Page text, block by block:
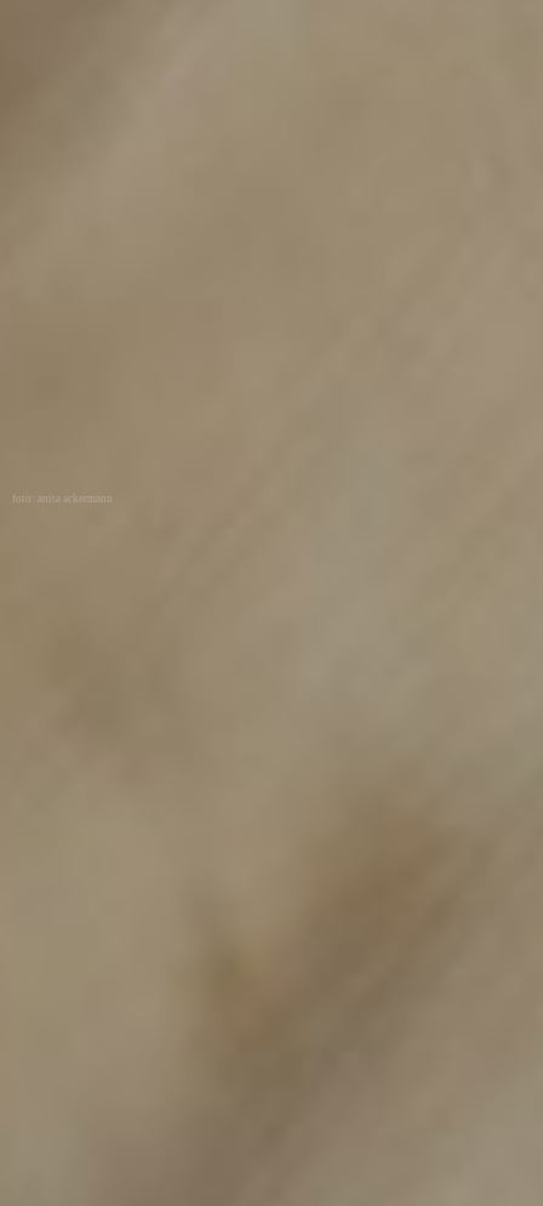
foto: anita ackermann